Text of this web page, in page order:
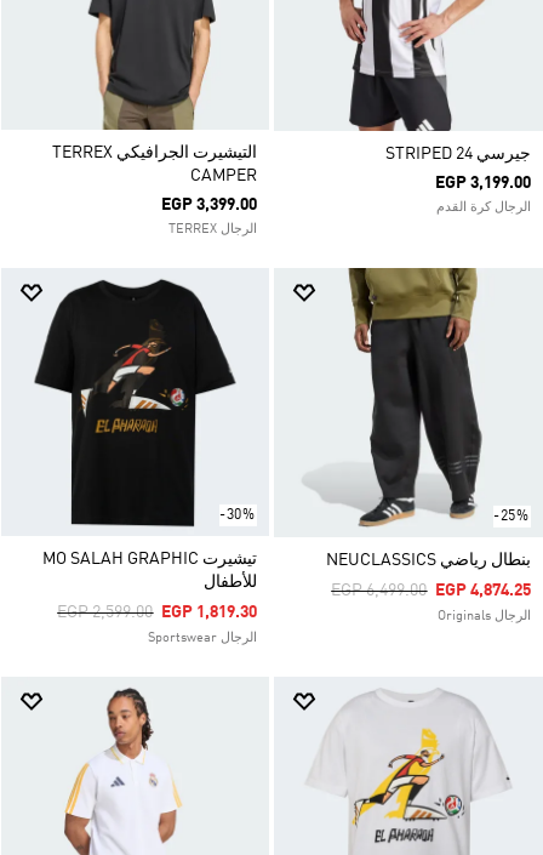
جيرسي STRIPED 24
EGP 3,199.00
الرجال كرة القدم
التيشيرت الجرافيكي TERREX
CAMPER
EGP 3,399.00
الرجال TERREX
-25%
بنطال رياضي NEUCLASSICS
Price Reduced From
EGP 6,499.00ToEGP 4,874.25
الرجال Originals
-30%
تيشيرت MO SALAH GRAPHIC
للأطفال
Price Reduced From
EGP 2,599.00ToEGP 1,819.30
الرجال Sportswear